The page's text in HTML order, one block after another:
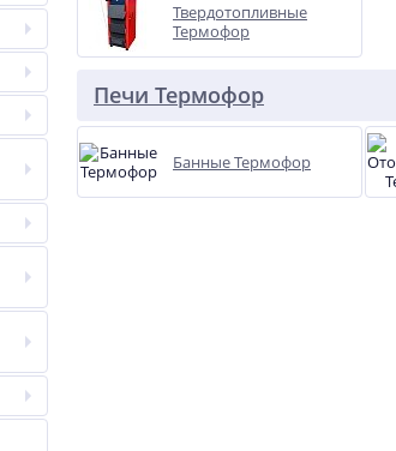
Твердотопливные
Термофор
Печи Термофор
Банные Термофор